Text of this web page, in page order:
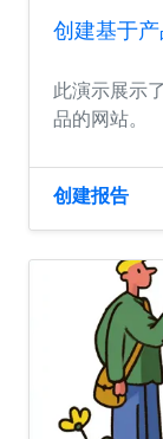
创建基于
此演示展示
品的网站。
创建报告